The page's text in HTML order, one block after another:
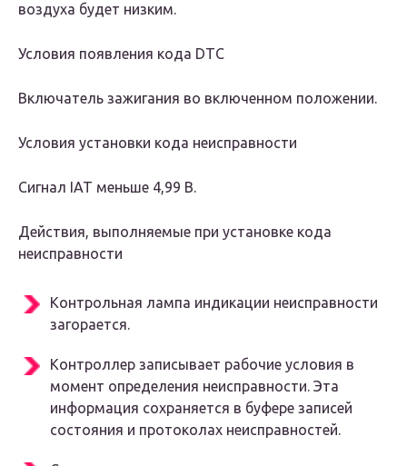
воздуха будет низким.
Условия появления кода DTC
Включатель зажигания во включенном положении.
Условия установки кода неисправности
Сигнал IAT меньше 4,99 В.
Действия, выполняемые при установке кода
неисправности
Контрольная лампа индикации неисправности
загорается.
Контроллер записывает рабочие условия в
момент определения неисправности. Эта
информация сохраняется в буфере записей
состояния и протоколах неисправностей.